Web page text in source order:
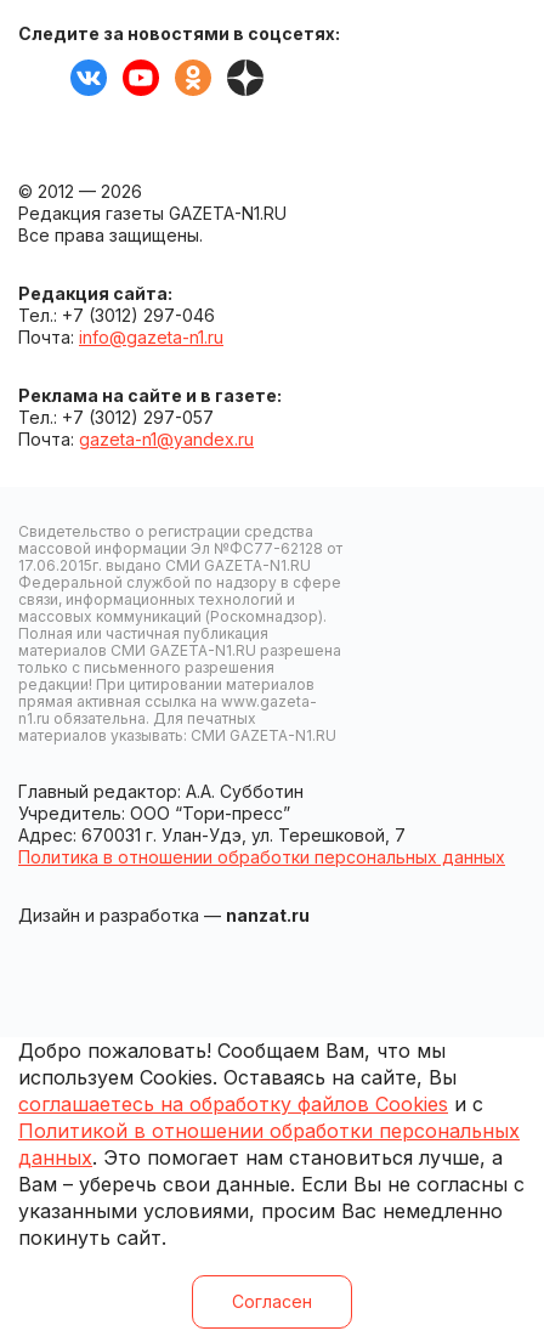
Следите за новостями в соцсетях:
© 2012 — 2026
Редакция газеты GAZETA-N1.RU
Все права защищены.
Редакция сайта:
Тел.: +7 (3012) 297-046
Почта: info@gazeta-n1.ru
Реклама на сайте и в газете:
Тел.: +7 (3012) 297-057
Почта: gazeta-n1@yandex.ru
Свидетельство о регистрации средства
массовой информации Эл №ФС77-62128 от
17.06.2015г. выдано СМИ GAZETA-N1.RU
Федеральной службой по надзору в сфере
связи, информационных технологий и
массовых коммуникаций (Роскомнадзор).
Полная или частичная публикация
материалов СМИ GAZETA-N1.RU разрешена
только с письменного разрешения
редакции! При цитировании материалов
прямая активная ссылка на www.gazeta-
n1.ru обязательна. Для печатных
материалов указывать: СМИ GAZETA-N1.RU
Главный редактор: А.А. Субботин
Учредитель: ООО “Тори-пресс”
Адрес: 670031 г. Улан-Удэ, ул. Терешковой, 7
Политика в отношении обработки персональных данных
Дизайн и разработка — nanzat.ru
Добро пожаловать! Сообщаем Вам, что мы
используем Cookies. Оставаясь на сайте, Вы
соглашаетесь на обработку файлов Cookies и с
Политикой в отношении обработки персональных
данных. Это помогает нам становиться лучше, а
Вам – уберечь свои данные. Если Вы не согласны с
указанными условиями, просим Вас немедленно
покинуть сайт.
Согласен